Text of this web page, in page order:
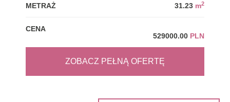
METRAŻ 31.23 m2
CENA
529000.00 PLN
ZOBACZ PEŁNĄ OFERTĘ